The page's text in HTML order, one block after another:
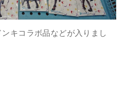
キコラボ品などが入りまし